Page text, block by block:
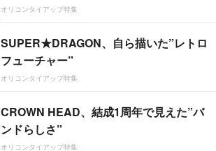
オリコンタイアップ特集
SUPER★DRAGON、自ら描いた”レトロ
フューチャー”
オリコンタイアップ特集
CROWN HEAD、結成1周年で見えた”バ
ンドらしさ”
オリコンタイアップ特集